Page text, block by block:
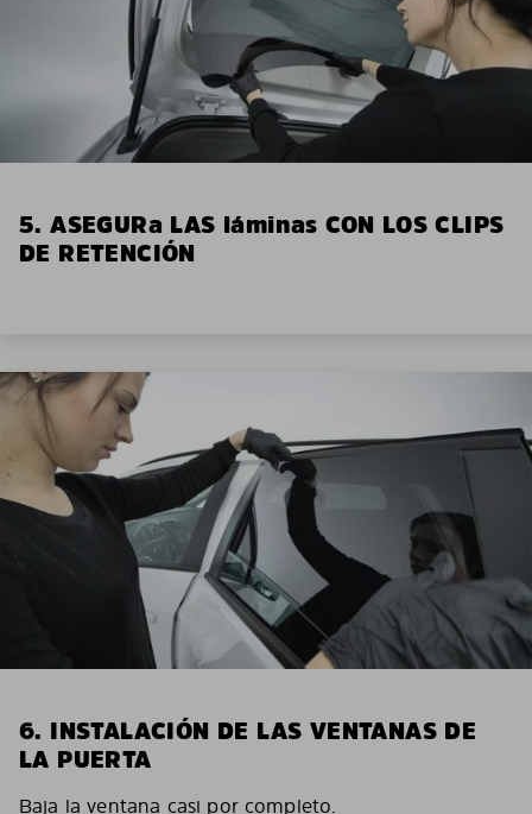
5. ASEGURa LAS láminas CON LOS CLIPS
DE RETENCIÓN
6. INSTALACIÓN DE LAS VENTANAS DE
LA PUERTA
Baja la ventana casi por completo.